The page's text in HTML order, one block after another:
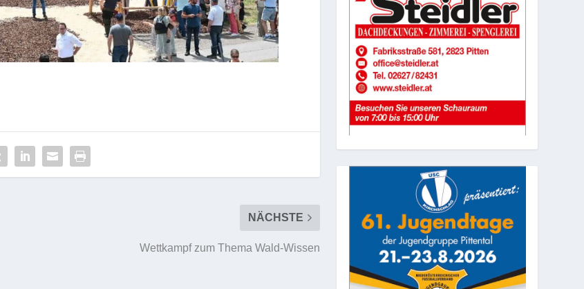
NÄCHSTE
Wettkampf zum Thema Wald-Wissen